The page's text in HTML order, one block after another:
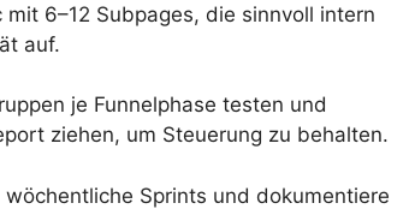
mit 6–12 Subpages, die sinnvoll intern
auf.
je Funnelphase testen und
ziehen, um Steuerung zu behalten.
Sprints und dokumentiere